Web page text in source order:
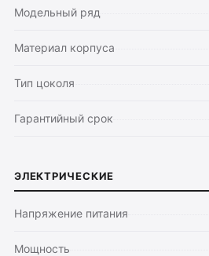
Модельный ряд
Материал корпуса
Тип цоколя
Гарантийный срок
ЭЛЕКТРИЧЕСКИЕ
Напряжение питания
Мощность